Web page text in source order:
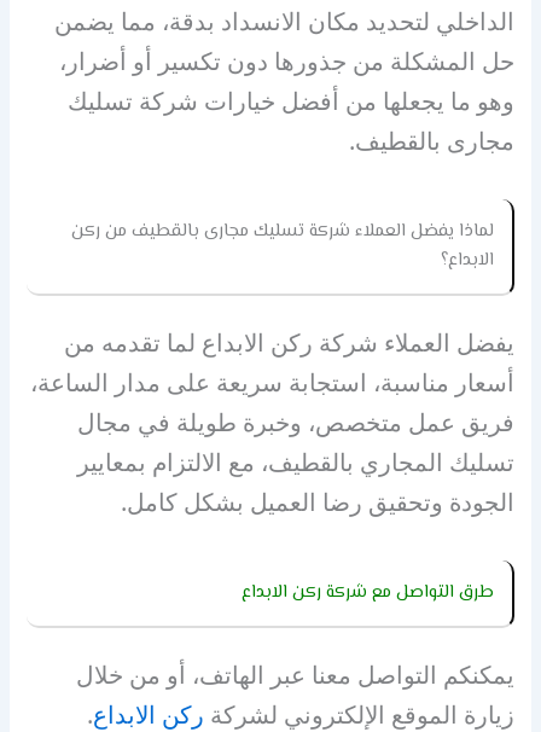
الداخلي لتحديد مكان الانسداد بدقة، مما يضمن
حل المشكلة من جذورها دون تكسير أو أضرار،
وهو ما يجعلها من أفضل خيارات شركة تسليك
مجارى بالقطيف.
لماذا يفضل العملاء شركة تسليك مجارى بالقطيف من ركن
الابداع؟
يفضل العملاء شركة ركن الابداع لما تقدمه من
أسعار مناسبة، استجابة سريعة على مدار الساعة،
فريق عمل متخصص، وخبرة طويلة في مجال
تسليك المجاري بالقطيف، مع الالتزام بمعايير
الجودة وتحقيق رضا العميل بشكل كامل.
طرق التواصل مع شركة ركن الابداع
يمكنكم التواصل معنا عبر الهاتف، أو من خلال
زيارة الموقع الإلكتروني لشركة ركن الابداع.